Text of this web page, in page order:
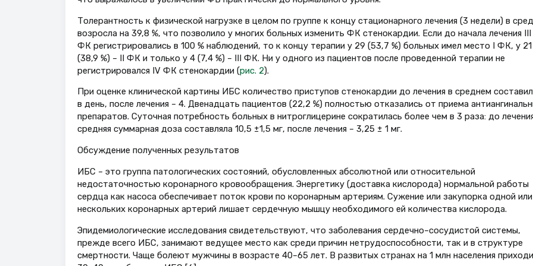
Толерантность к физической нагрузке в целом по группе к концу стационарного лечения (3 недели) в
возросла на 39,8 %, что позволило у многих больных изменить ФК стенокардии. Если до начала лечения III
ФК регистрировались в 100 % наблюдений, то к концу терапии у 29 (53,7 %) больных имел место I ФК, у 21
(38,9 %) – II ФК и только у 4 (7,4 %) – III ФК. Ни у одного из пациентов после проведенной терапии не
регистрировался IV ФК стенокардии (рис. 2).
При оценке клинической картины ИБС количество приступов стенокардии до лечения в среднем
в день, после лечения – 4. Двенадцать пациентов (22,2 %) полностью отказались от приема
препаратов. Суточная потребность больных в нитроглицерине сократилась более чем в 3 раза: до
средняя суммарная доза составляла 10,5 ±1,5 мг, после лечения – 3,25 ± 1 мг.
Обсуждение полученных результатов
ИБС – это группа патологических состояний, обусловленных абсолютной или относительной
недостаточностью коронарного кровообращения. Энергетику (доставка кислорода) нормальной работы
сердца как насоса обеспечивает поток крови по коронарным артериям. Сужение или закупорка одной или
нескольких коронарных артерий лишает сердечную мышцу необходимого ей количества кислорода.
Эпидемиологические исследования свидетельствуют, что заболевания сердечно–сосудистой системы,
прежде всего ИБС, занимают ведущее место как среди причин нетрудоспособности, так и в структуре
смертности. Чаще болеют мужчины в возрасте 40–65 лет. В развитых странах на 1 млн населения